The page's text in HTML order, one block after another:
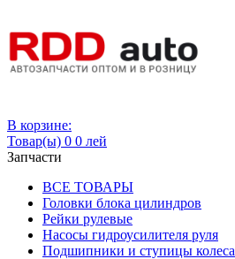
В корзине:
Товар(ы) 0 0 лей
Запчасти
ВСЕ ТОВАРЫ
Головки блока цилиндров
Рейки рулевые
Насосы гидроусилителя руля
Подшипники и ступицы колеса